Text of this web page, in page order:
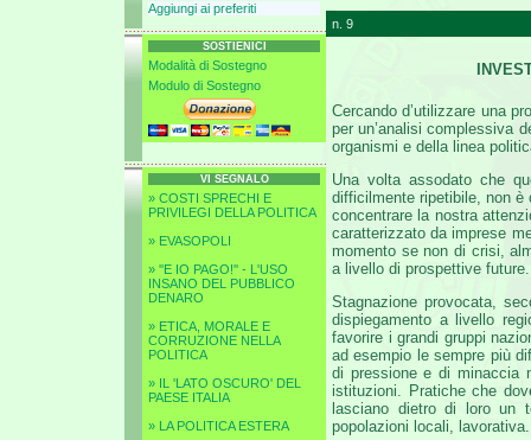
Aggiungi ai preferiti
SOSTIENICI
Modalità di Sostegno
Modulo di Sostegno
VI SEGNALO
» COSTI SPRECHI E
PRIVILEGI DELLA POLITICA
» EVASOPOLI
» ''E IO PAGO!'' - L'USO
INSANO DEL PUBBLICO
DENARO
» ETICA, MORALE E
CORRUZIONE NELLA
POLITICA
» IL 'LATO OSCURO' DEL
PAESE ITALIA
» LA POLITICA ESTERA
n. 9
Cercando d’utilizzare una
per un’analisi complessiva
organismi e della linea
Una volta assodato che
difficilmente ripetibile, non è
concentrare la nostra
caratterizzato da imprese
momento se non di crisi,
a livello di prospettive future.
Stagnazione provocata,
dispiegamento a livello
favorire i grandi gruppi
ad esempio le sempre più
di pressione e di minaccia
istituzioni. Pratiche che
lasciano dietro di loro un
popolazioni locali, lavorativa.